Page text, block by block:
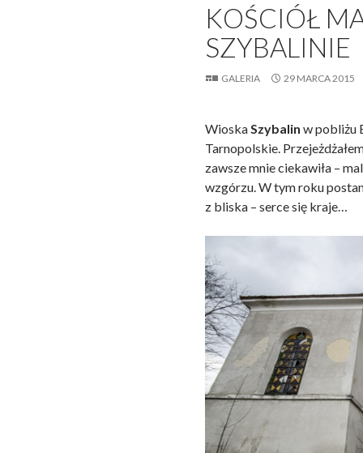
KOŚCIÓŁ
SZYBALINIE
GALERIA 29 MARCA 2015
Wioska Szybalin w pobliżu
Tarnopolskie.
zawsze mnie ciekawiła –
wzgórzu. W tym roku
z bliska – serce się kraje…